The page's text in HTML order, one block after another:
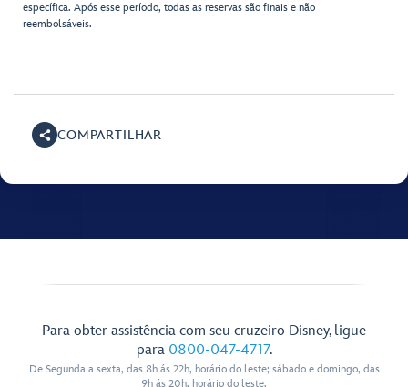
específica. Após esse período, todas as reservas são finais e não
reembolsáveis.
COMPARTILHAR
Para obter assistência com seu cruzeiro Disney, ligue
para 0800-047-4717.
De Segunda a sexta, das 8h ás 22h, horário do leste; sábado e domingo, das
9h ás 20h, horário do leste.